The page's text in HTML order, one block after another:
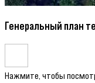
Генеральный план
Нажмите, чтобы